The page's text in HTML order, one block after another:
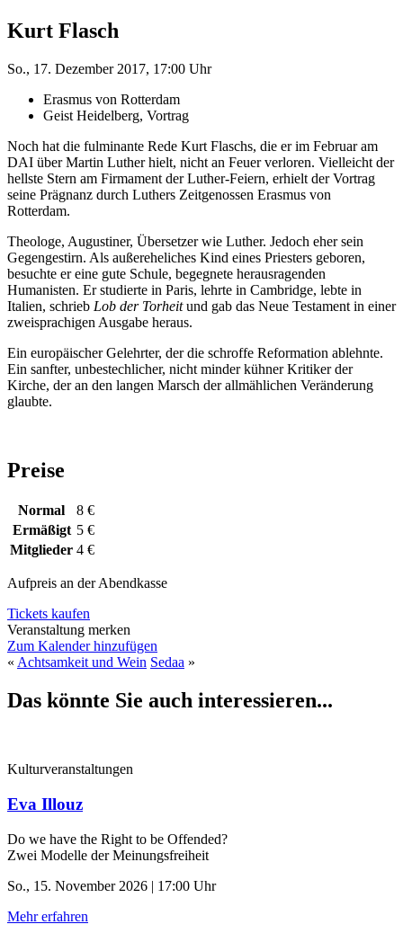
Kurt Flasch
So., 17. Dezember 2017, 17:00 Uhr
Erasmus von Rotterdam
Geist Heidelberg, Vortrag
Noch hat die fulminante Rede Kurt Flaschs, die er im Februar am
DAI über Martin Luther hielt, nicht an Feuer verloren. Vielleicht der
hellste Stern am Firmament der Luther-Feiern, erhielt der Vortrag
seine Prägnanz durch Luthers Zeitgenossen Erasmus von
Rotterdam.
Theologe, Augustiner, Übersetzer wie Luther. Jedoch eher sein
Gegengestirn. Als außereheliches Kind eines Priesters geboren,
besuchte er eine gute Schule, begegnete herausragenden
Humanisten. Er studierte in Paris, lehrte in Cambridge, lebte in
Italien, schrieb Lob der Torheitund gab das Neue Testament in einer
zweisprachigen Ausgabe heraus.
Ein europäischer Gelehrter, der die schroffe Reformation ablehnte.
Ein sanfter, unbestechlicher, nicht minder kühner Kritiker der
Kirche, der an den langen Marsch der allmählichen Veränderung
glaubte.
Preise
Normal
8 €
Ermäßigt 5 €
Mitglieder 4 €
Aufpreis an der Abendkasse
Tickets kaufen
Veranstaltung merken
Zum Kalender hinzufügen
« Achtsamkeit und Wein Sedaa »
Das könnte Sie auch interessieren...
Kulturveranstaltungen
Eva Illouz
Do we have the Right to be Offended?
Zwei Modelle der Meinungsfreiheit
So., 15. November 2026 | 17:00 Uhr
Mehr erfahren